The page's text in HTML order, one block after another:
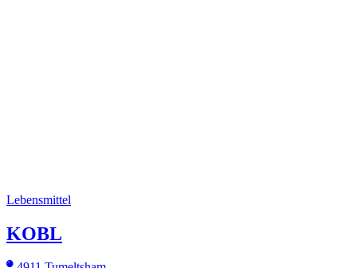
Lebensmittel
KOBL